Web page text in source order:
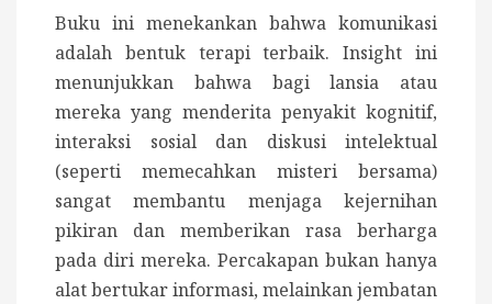
Buku ini menekankan bahwa komunikasi
adalah bentuk terapi terbaik. Insight ini
menunjukkan bahwa bagi lansia atau
mereka yang menderita penyakit kognitif,
interaksi sosial dan diskusi intelektual
(seperti memecahkan misteri bersama)
sangat membantu menjaga kejernihan
pikiran dan memberikan rasa berharga
pada diri mereka. Percakapan bukan hanya
alat bertukar informasi, melainkan jembatan